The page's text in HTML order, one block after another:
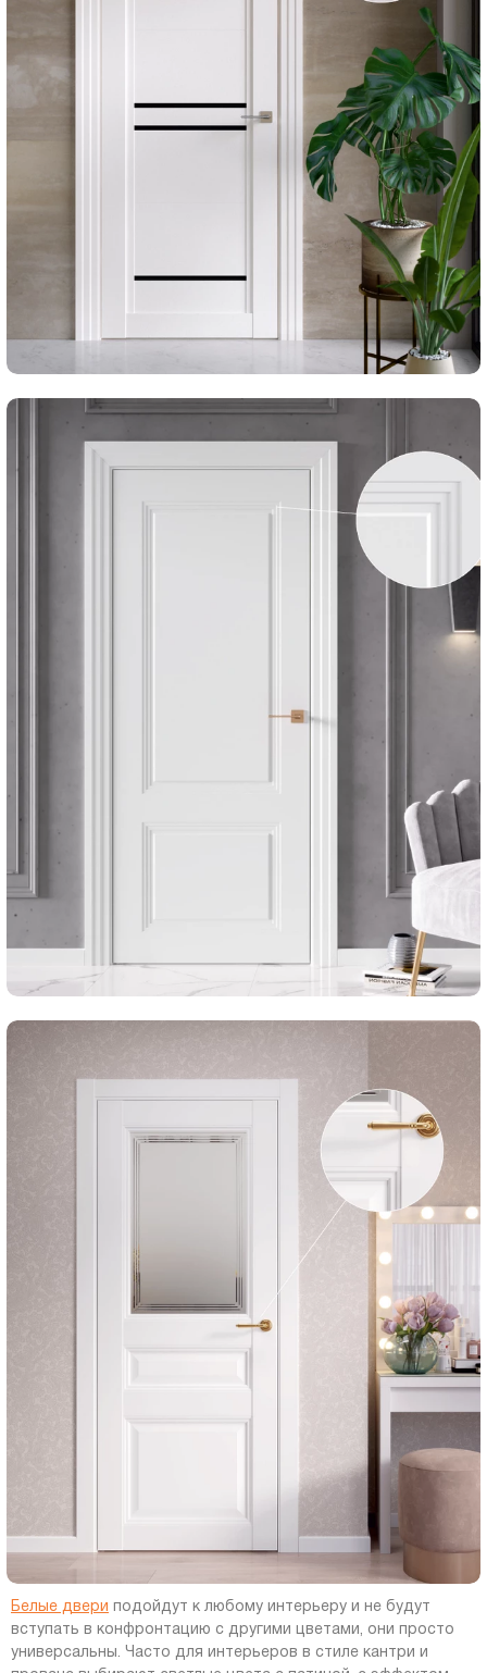
Белые двери
подойдут к любому интерьеру и не будут
вступать в конфронтацию с другими цветами, они просто
универсальны. Часто для интерьеров в стиле кантри и